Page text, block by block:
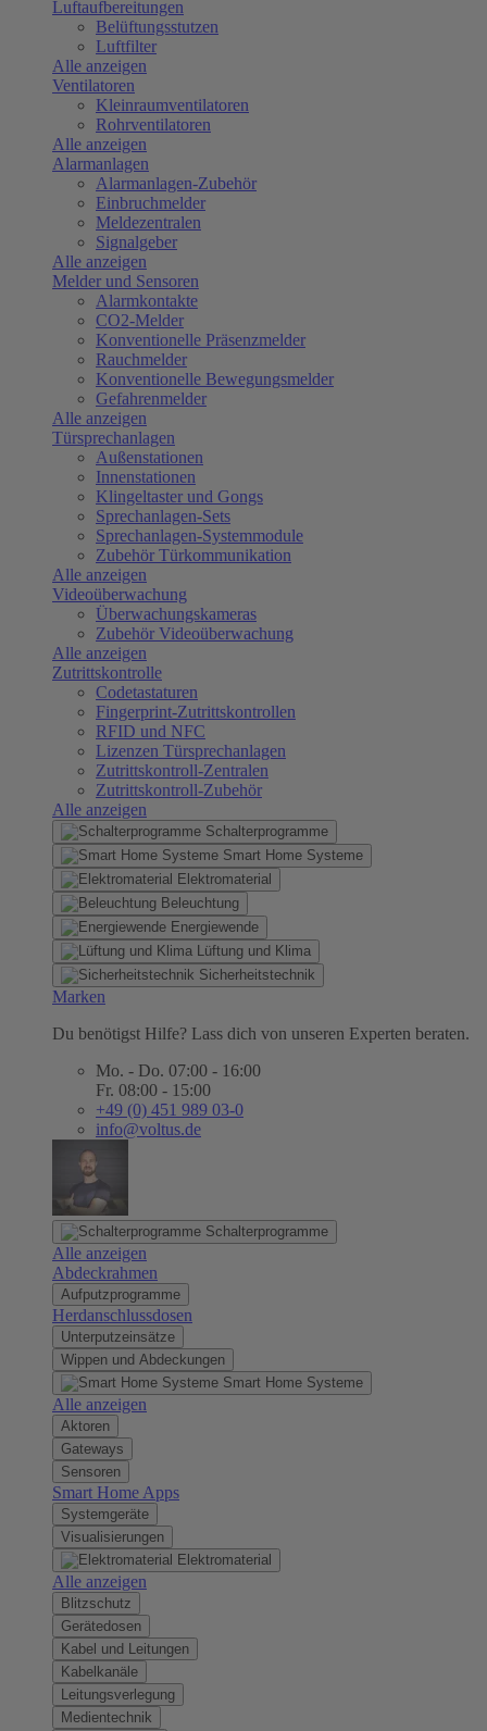
Luftaufbereitungen
Belüftungsstutzen
Luftfilter
Alle anzeigen
Ventilatoren
Kleinraumventilatoren
Rohrventilatoren
Alle anzeigen
Alarmanlagen
Alarmanlagen-Zubehör
Einbruchmelder
Meldezentralen
Signalgeber
Alle anzeigen
Melder und Sensoren
Alarmkontakte
CO2-Melder
Konventionelle Präsenzmelder
Rauchmelder
Konventionelle Bewegungsmelder
Gefahrenmelder
Alle anzeigen
Türsprechanlagen
Außenstationen
Innenstationen
Klingeltaster und Gongs
Sprechanlagen-Sets
Sprechanlagen-Systemmodule
Zubehör Türkommunikation
Alle anzeigen
Videoüberwachung
Überwachungskameras
Zubehör Videoüberwachung
Alle anzeigen
Zutrittskontrolle
Codetastaturen
Fingerprint-Zutrittskontrollen
RFID und NFC
Lizenzen Türsprechanlagen
Zutrittskontroll-Zentralen
Zutrittskontroll-Zubehör
Alle anzeigen
Schalterprogramme
Smart Home Systeme
Elektromaterial
Beleuchtung
Energiewende
Lüftung und Klima
Sicherheitstechnik
Marken
Du benötigst Hilfe? Lass dich von unseren Experten beraten.
Mo. - Do. 07:00 - 16:00
Fr. 08:00 - 15:00
+49 (0) 451 989 03-0
info@voltus.de
Schalterprogramme
Alle anzeigen
Abdeckrahmen
Aufputzprogramme
Herdanschlussdosen
Unterputzeinsätze
Wippen und Abdeckungen
Smart Home Systeme
Alle anzeigen
Aktoren
Gateways
Sensoren
Smart Home Apps
Systemgeräte
Visualisierungen
Elektromaterial
Alle anzeigen
Blitzschutz
Gerätedosen
Kabel und Leitungen
Kabelkanäle
Leitungsverlegung
Medientechnik